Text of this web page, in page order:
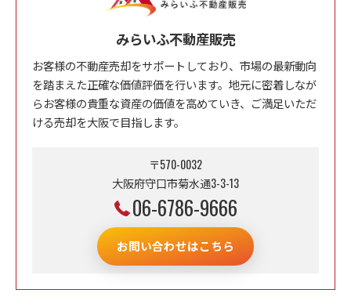
みらいふ不動産販売
お客様の不動産売却をサポートしており、市場の最新動向
を踏まえた正確な価値評価を行います。地元に密着しなが
らお客様の貴重な資産の価値を高めていき、ご満足いただ
ける売却を大阪で目指します。
〒570-0032
大阪府守口市菊水通3-3-13
06-6786-9666
お問い合わせはこちら